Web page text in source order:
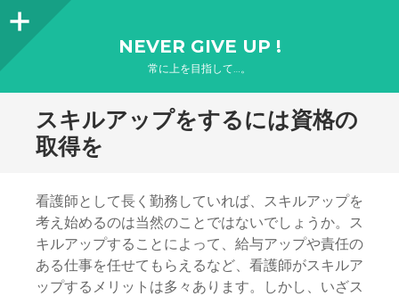
バ
ー
NEVER GIVE UP !
常に上を目指して…。
スキルアップをするには資格の
取得を
看護師として長く勤務していれば、スキルアップを
考え始めるのは当然のことではないでしょうか。ス
キルアップすることによって、給与アップや責任の
ある仕事を任せてもらえるなど、看護師がスキルア
ップするメリットは多々あります。しかし、いざス